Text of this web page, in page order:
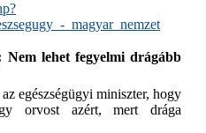
_magyar_nemzet
Nem lehet fegyelmi drágább
egészségügyi miniszter, hogy
orvost azért, mert drága